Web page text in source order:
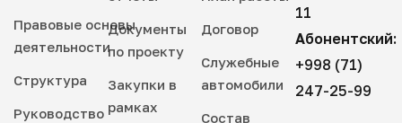
Правовые основы
деятельности
Структура
Руководство
Документы
по проекту
Закупки в
рамках
Договор
Служебные
автомобили
Состав
11
Абонентский:
+998 (71)
247-25-99